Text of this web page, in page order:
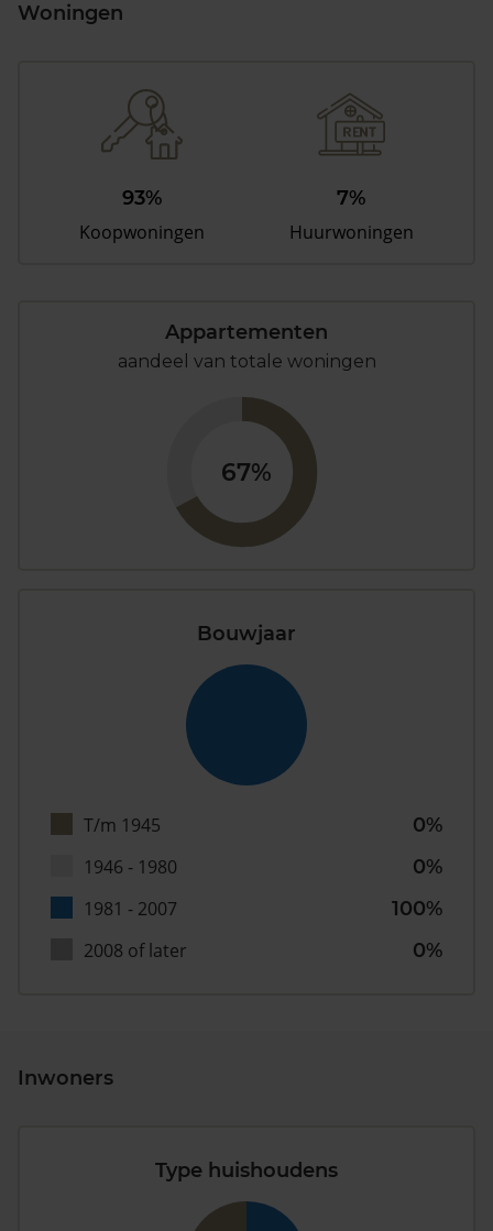
Woningen
93%
Koopwoningen
7%
Huurwoningen
Appartementen
aandeel van totale woningen
67%
Bouwjaar
T/m 1945
0%
1946 - 1980
0%
1981 - 2007
100%
2008 of later
0%
Inwoners
Type huishoudens